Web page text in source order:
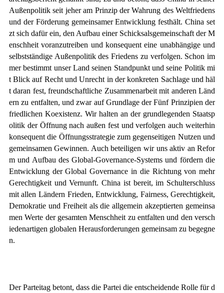
Außenpolitik seit jeher am Prinzip der Wahrung des Weltfriedens
und der Förderung gemeinsamer Entwicklung festhält. China set
zt sich dafür ein, den Aufbau einer Schicksalsgemeinschaft der M
enschheit voranzutreiben und konsequent eine unabhängige und
selbstständige Außenpolitik des Friedens zu verfolgen. Schon im
mer bestimmt unser Land seinen Standpunkt und seine Politik mi
t Blick auf Recht und Unrecht in der konkreten Sachlage und häl
t daran fest, freundschaftliche Zusammenarbeit mit anderen Länd
ern zu entfalten, und zwar auf Grundlage der Fünf Prinzipien der
friedlichen Koexistenz. Wir halten an der grundlegenden Staatsp
olitik der Öffnung nach außen fest und verfolgen auch weiterhin
konsequent die Öffnungsstrategie zum gegenseitigen Nutzen und
gemeinsamen Gewinnen. Auch beteiligen wir uns aktiv an Refor
m und Aufbau des Global-Governance-Systems und fördern die
Entwicklung der Global Governance in die Richtung von mehr
Gerechtigkeit und Vernunft. China ist bereit, im Schulterschluss
mit allen Ländern Frieden, Entwicklung, Fairness, Gerechtigkeit,
Demokratie und Freiheit als die allgemein akzeptierten gemeinsa
men Werte der gesamten Menschheit zu entfalten und den versch
iedenartigen globalen Herausforderungen gemeinsam zu begegne
n.
Der Parteitag betont, dass die Partei die entscheidende Rolle für d